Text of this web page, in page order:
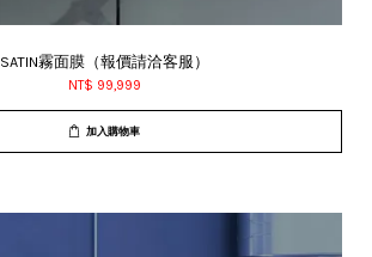
SATIN霧面膜（報價請洽客服）
NT$ 99,999
加入購物車